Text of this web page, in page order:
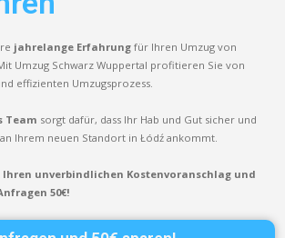
jahrelange Erfahrung für Ihren Umzug von
Umzug Schwarz Wuppertal profitieren Sie von
effizienten Umzugsprozess.
Team sorgt dafür, dass Ihr Hab und Gut sicher und
Ihrem neuen Standort in Łódź ankommt.
Ihren unverbindlichen Kostenvoranschlag und
50€!